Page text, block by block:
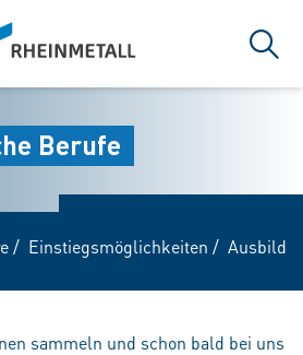
Berufe
/ Einstiegsmöglichkeiten /
sammeln und schon bald bei uns